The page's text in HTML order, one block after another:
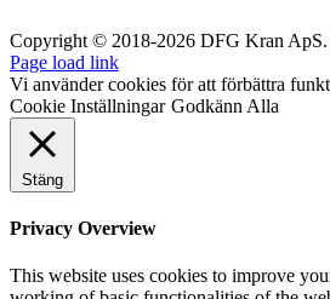
Copyright © 2018-2026 DFG Kran ApS.
Page load link
Vi använder cookies för att förbättra
Cookie Inställningar Godkänn Alla
Stäng
Privacy Overview
This website uses cookies to improve